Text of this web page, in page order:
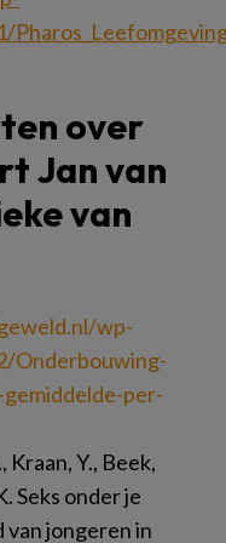
over
Jan van
van
wp-
Onderbouwing-
per-
Kraan, Y., Beek,
Seks onder je
van jongeren in